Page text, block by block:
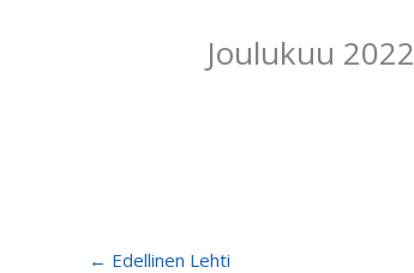
Joulukuu 2022
← Edellinen Lehti